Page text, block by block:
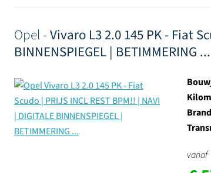
Opel -Vivaro L3 2.0 145 PK - Fiat
BINNENSPIEGEL | BETIMMERING ...
vanaf